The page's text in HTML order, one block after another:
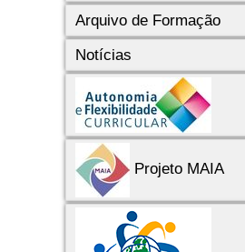
Arquivo de Formação
Notícias
Projeto MAIA